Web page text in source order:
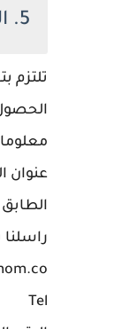
5. الالتزام بالمواعيد
تلتزم
عنوان
الطابق الأول - شقة
راسلنا
Tel